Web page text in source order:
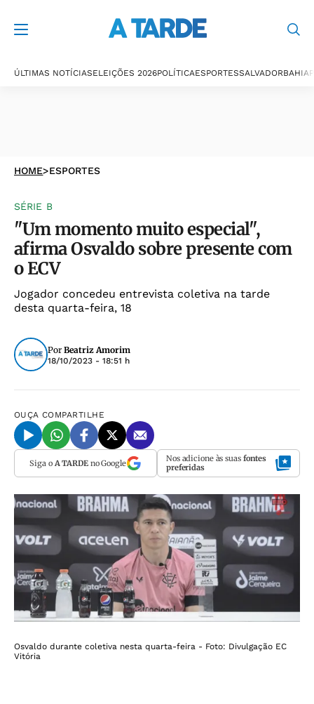
ÚLTIMAS NOTÍCIASELEIÇÕES 2026POLÍTICAESPORTESSALVADORBAHIA
HOME>ESPORTES
SÉRIE B
"Um momento muito especial",
afirma Osvaldo sobre presente com
o ECV
Jogador concedeu entrevista coletiva na tarde
desta quarta-feira, 18
Por Beatriz Amorim
18/10/2023 - 18:51 h
OUÇA COMPARTILHE
Siga o A TARDEno Google Nos adicione às suas fontes
preferidas
Osvaldo durante coletiva nesta quarta-feira - Foto: Divulgação EC
Vitória